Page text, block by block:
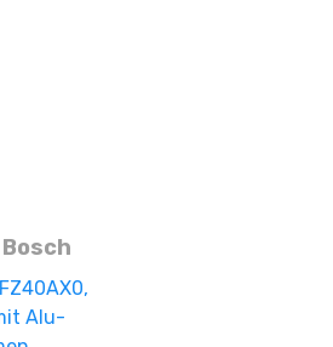
Bosch